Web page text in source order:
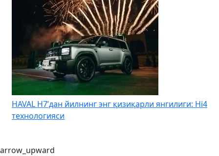
HAVAL H7’дан йилнинг энг қизиқарли янгилиги: Hi4
технологияси
arrow_upward